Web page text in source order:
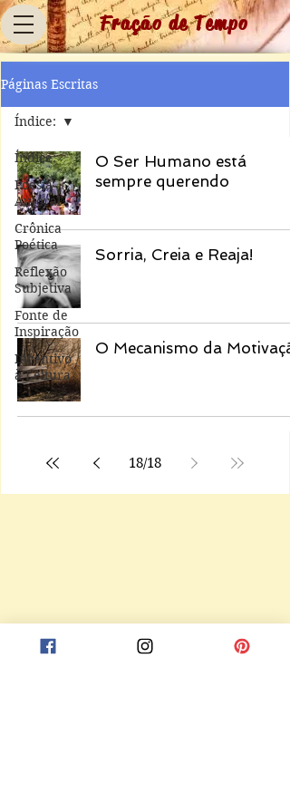
Fração de Tempo
Páginas Escritas
Índice:
Poesia
Autoral
Crônica
Poética
Reflexão
Subjetiva
Fonte de
Inspiração
Incentivo
à Leitura
Índice:
O Ser Humano está
sempre querendo
Sorria, Creia e Reaja!
O Mecanismo da
18/18